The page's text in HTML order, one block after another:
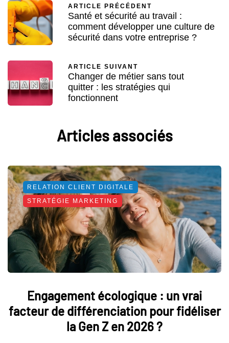
ARTICLE PRÉCÉDENT
Santé et sécurité au travail :
comment développer une culture de
sécurité dans votre entreprise ?
ARTICLE SUIVANT
Changer de métier sans tout
quitter : les stratégies qui
fonctionnent
Articles associés
RELATION CLIENT DIGITALE
STRATÉGIE MARKETING
Engagement écologique : un vrai
facteur de différenciation pour fidéliser
la Gen Z en 2026 ?